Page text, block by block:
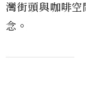
灣街頭與咖啡
念。